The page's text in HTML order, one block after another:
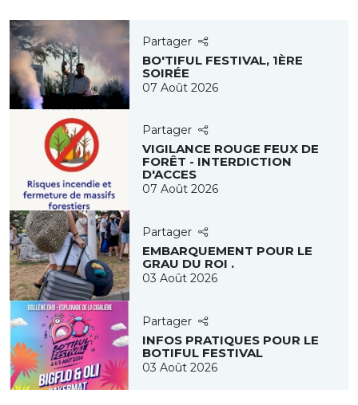
Partager
BO'TIFUL FESTIVAL, 1ÈRE
SOIRÉE
07 Août 2026
Partager
VIGILANCE ROUGE FEUX DE
FORÊT - INTERDICTION
D'ACCES
07 Août 2026
Partager
EMBARQUEMENT POUR LE
GRAU DU ROI .
03 Août 2026
Partager
INFOS PRATIQUES POUR LE
BOTIFUL FESTIVAL
03 Août 2026